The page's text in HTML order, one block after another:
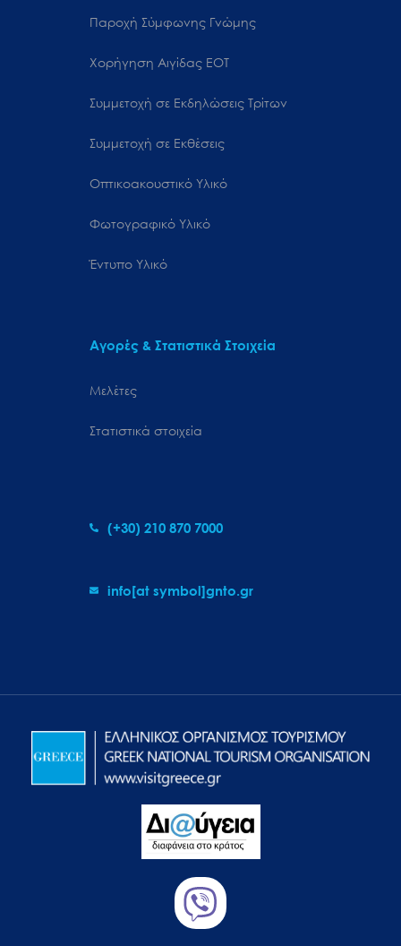
Παροχή Σύμφωνης Γνώμης
Χορήγηση Αιγίδας ΕΟΤ
Συμμετοχή σε Εκδηλώσεις Τρίτων
Συμμετοχή σε Εκθέσεις
Οπτικοακουστικό Υλικό
Φωτογραφικό Υλικό
Έντυπο Υλικό
Αγορές & Στατιστικά Στοιχεία
Μελέτες
Στατιστικά στοιχεία
(+30) 210 870 7000
info[at symbol]gnto.gr